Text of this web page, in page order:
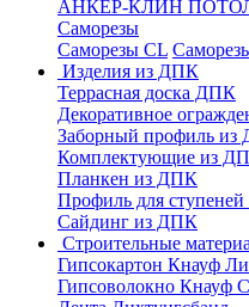
АНКЕР-КЛИН
Саморезы
Саморезы CL
Изделия из ДПК
Террасная доска ДПК
Декоративное
Заборный профиль
Комплектующие из
Планкен из ДПК
Профиль для
Сайдинг из ДПК
Строительные
Гипсокартон Кнауф
Гипсоволокно Кнауф